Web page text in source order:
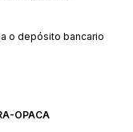
o depósito bancario
OPACA